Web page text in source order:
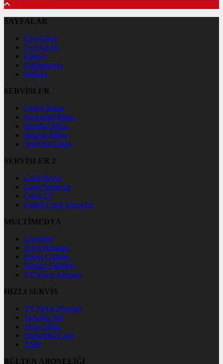
SAYFALAR
Üye Girişi
Üye Kaydı
Künye
Hakkımızda
İletişim
SERVİSLER
Futbol İddaa
Basketbol İddaa
Hentbol İddaa
Bilardo İddaa
Voleybol İddaa
SERVİSLER 2
Canlı Borsa
Canlı Sonuçlar
Canlı TV
Futbol Canlı Sonuçlar
MULTİMEDYA
Gazeteler
Hava Durumu
Haber Gönder
Namaz Vakitleri
TV Yayın Akışları
HIZLI SERVİS
TV Yayın Akışları
Yazarlar Site
Tenis İddaa
Basketbol Canlı
AMP
BÜLTEN ABONELİĞİ